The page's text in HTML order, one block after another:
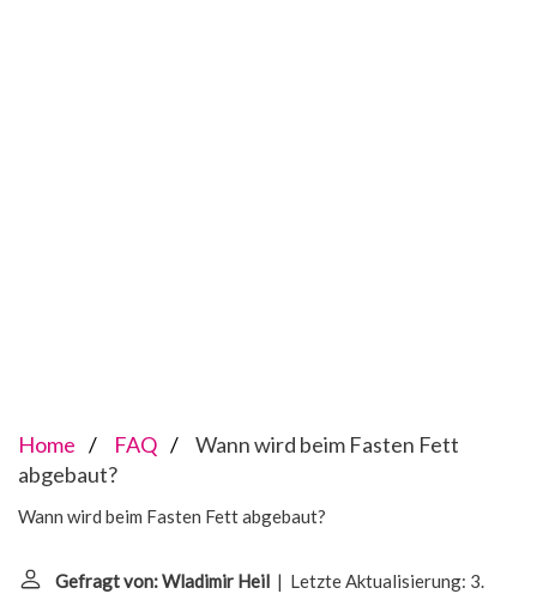
Home FAQ
Wann wird beim Fasten Fett
abgebaut?
Wann wird beim Fasten Fett abgebaut?
Gefragt von: Wladimir Heil | Letzte Aktualisierung: 3.